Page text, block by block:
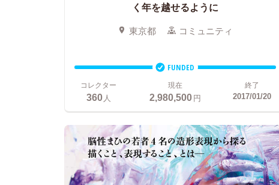
く年を越せるように
東京都 コミュニティ
FUNDED
コレクター
360人
現在
2,980,500円
終了
2017/01/20